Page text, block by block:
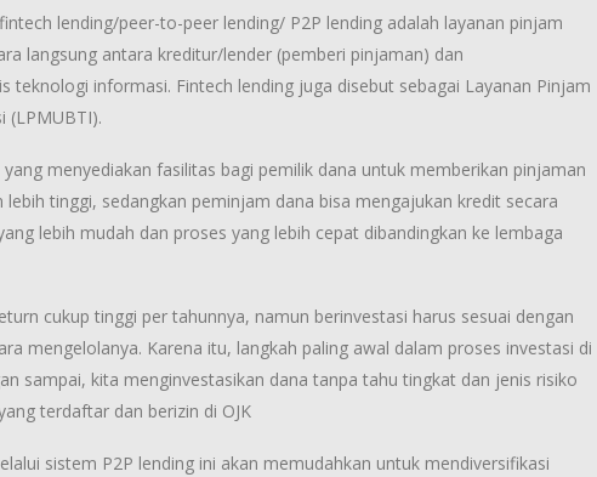
lending/peer-to-peer lending/ P2P lending adalah layanan pinjam
langsung antara kreditur/lender (pemberi pinjaman) dan
teknologi informasi. Fintech lending juga disebut sebagai Layanan Pinjam
(LPMUBTI).
menyediakan fasilitas bagi pemilik dana untuk memberikan pinjaman
tinggi, sedangkan peminjam dana bisa mengajukan kredit secara
lebih mudah dan proses yang lebih cepat dibandingkan ke lembaga
cukup tinggi per tahunnya, namun berinvestasi harus sesuai dengan
mengelolanya. Karena itu, langkah paling awal dalam proses investasi di
sampai, kita menginvestasikan dana tanpa tahu tingkat dan jenis risiko
terdaftar dan berizin di OJK
sistem P2P lending ini akan memudahkan untuk mendiversifikasi